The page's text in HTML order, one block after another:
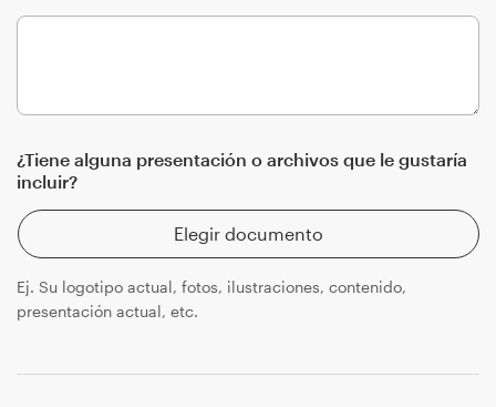
¿Tiene alguna presentación o archivos que le gustaría
incluir?
Elegir documento
Ej. Su logotipo actual, fotos, ilustraciones, contenido,
presentación actual, etc.